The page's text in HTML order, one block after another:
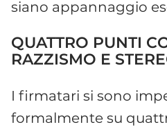
siano appannaggio
QUATTRO PUNTI
RAZZISMO E
I firmatari si sono
formalmente su